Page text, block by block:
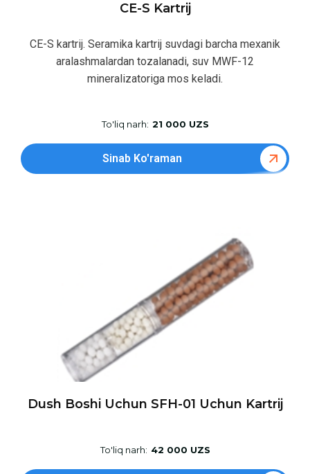
CE-S Kartrij
CE-S kartrij. Seramika kartrij suvdagi barcha mexanik
aralashmalardan tozalanadi, suv MWF-12
mineralizatoriga mos keladi.
To'liq narh: 21 000 UZS
Sinab Ko'raman
Dush Boshi Uchun SFH-01 Uchun Kartrij
To'liq narh: 42 000 UZS